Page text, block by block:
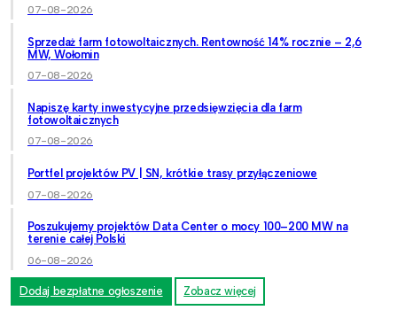
07-08-2026
Sprzedaż farm fotowoltaicznych. Rentowność 14% rocznie – 2,6
MW, Wołomin
07-08-2026
Napiszę karty inwestycyjne przedsięwzięcia dla farm
fotowoltaicznych
07-08-2026
Portfel projektów PV | SN, krótkie trasy przyłączeniowe
07-08-2026
Poszukujemy projektów Data Center o mocy 100–200 MW na
terenie całej Polski
06-08-2026
Dodaj bezpłatne ogłoszenie Zobacz więcej